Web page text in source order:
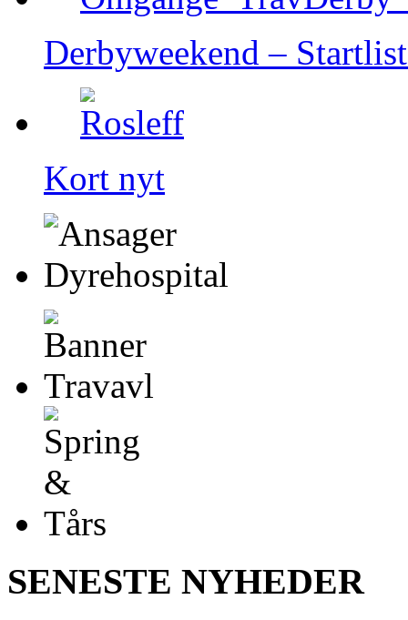
Derbyweekend –
Kort nyt
SENESTE NYHEDER